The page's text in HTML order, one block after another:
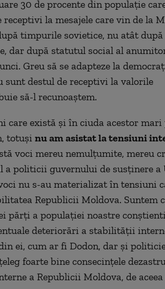
30 de procente din populație
la mesajele care vin de la
timpurile sovietice, nu atât după
dar după statutul social al
Greu să se adapteze la
sunt destul de receptivi la valorile
să-l recunoaștem.
care există și în ciuda acestor mari
totuși nu am asistat la tensiuni
voci mereu nemulțumite, mereu
a politicii guvernului de susținere a
nu s-au materializat în tensiuni
Republicii Moldova. Suntem
părți a populației noastre
deteriorări a stabilității
ei, cum ar fi Dodon, dar și
foarte bine consecințele
a Republicii Moldova, de